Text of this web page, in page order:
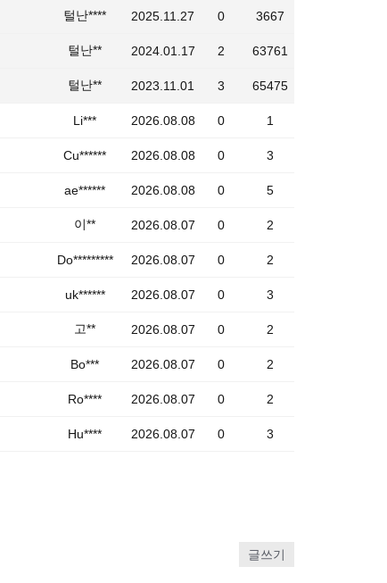
털난**** 2025.11.27 0 3667
털난** 2024.01.17 2 63761
털난** 2023.11.01 3 65475
Li*** 2026.08.08 0 1
Cu****** 2026.08.08 0 3
ae****** 2026.08.08 0 5
이** 2026.08.07 0 2
Do********* 2026.08.07 0 2
uk****** 2026.08.07 0 3
고** 2026.08.07 0 2
Bo*** 2026.08.07 0 2
Ro**** 2026.08.07 0 2
Hu**** 2026.08.07 0 3
글쓰기